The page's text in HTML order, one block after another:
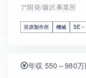
ア開発/藤沢事業所
荏原製作所 機械 SE
年収 550～980万